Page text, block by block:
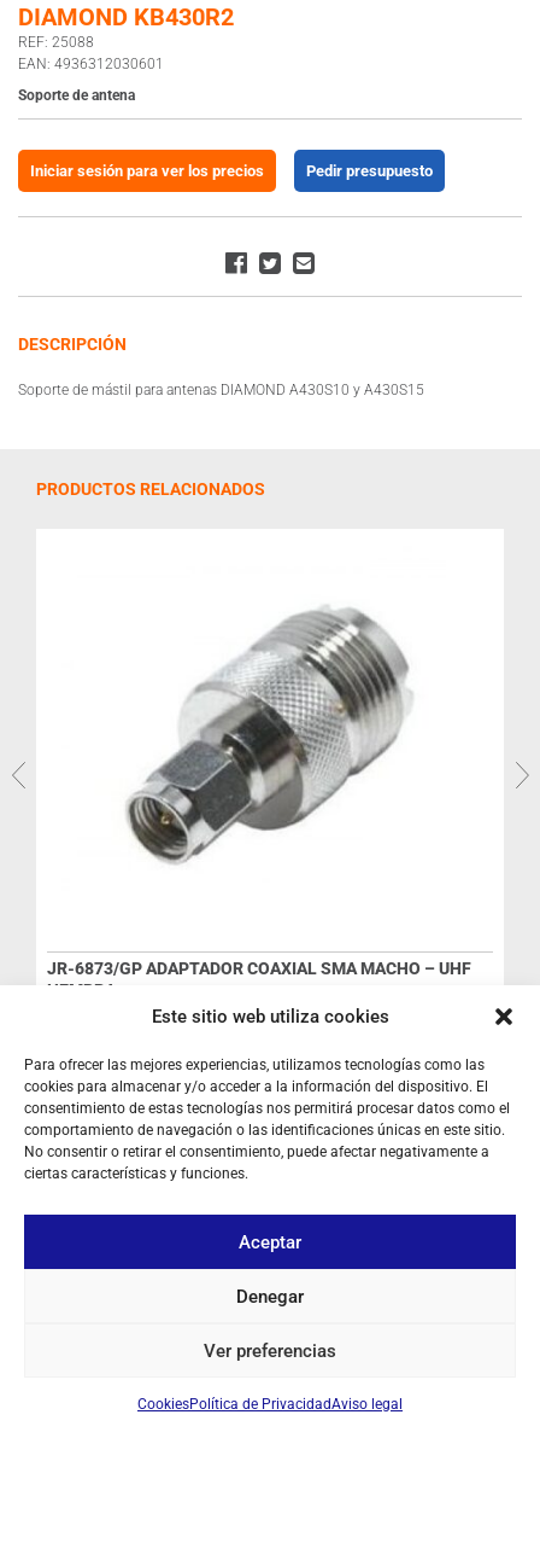
Este sitio web utiliza cookies
Para ofrecer las mejores experiencias, utilizamos tecnologías como las
cookies para almacenar y/o acceder a la información del dispositivo. El
consentimiento de estas tecnologías nos permitirá procesar datos como el
comportamiento de navegación o las identificaciones únicas en este sitio.
No consentir o retirar el consentimiento, puede afectar negativamente a
ciertas características y funciones.
Aceptar
Denegar
Ver preferencias
CookiesPolítica de PrivacidadAviso legal
DIAMOND KB430R2
REF: 25088
EAN: 4936312030601
Soporte de antena
Iniciar sesión para ver los precios Pedir presupuesto
DESCRIPCIÓN
Soporte de mástil para antenas DIAMOND A430S10 y A430S15
PRODUCTOS RELACIONADOS
JR-6873/GP ADAPTADOR COAXIAL SMA MACHO – UHF
HEMBRA
Iniciar sesión para ver los precios
EN STOCK